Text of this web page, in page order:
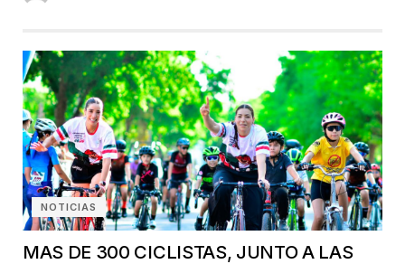
NOTICIAS
MAS DE 300 CICLISTAS, JUNTO A LAS